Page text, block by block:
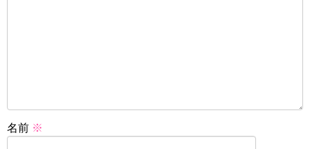
名前 ※